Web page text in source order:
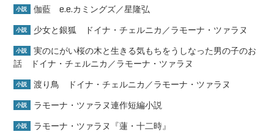
小説 伽藍 e.e.カミングズ／星隆弘
小説 少女と銀狐 ドイナ・チェルニカ／ラモーナ・ツァラヌ
小説
実のにがい桜の木と生きる気もちをうしなった男の子のお
話 ドイナ・チェルニカ／ラモーナ・ツァラヌ
小説 渡り鳥 ドイナ・チェルニカ／ラモーナ・ツァラヌ
小説 ラモーナ・ツァラヌ連作短編小説
小説 ラモーナ・ツァラヌ『蓮・十二時』